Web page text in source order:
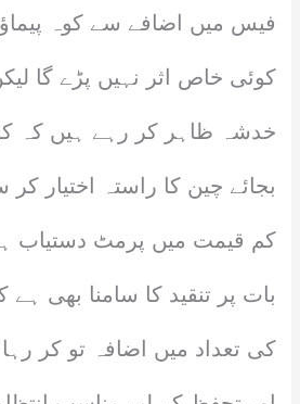
فیس میں اضافے سے کوہ
کوئی خاص اثر نہیں پڑے گا
خدشہ ظاہر کر رہے ہیں کہ
بجائے چین کا راستہ اختیار
کم قیمت میں پرمٹ دستیاب
بات پر تنقید کا سامنا بھی
کی تعداد میں اضافہ تو کر